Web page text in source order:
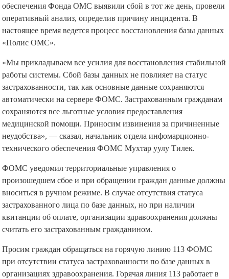
обеспечения Фонда ОМС выявили сбой в тот же день, провели
оперативный анализ, определив причину инцидента. В
настоящее время ведется процесс восстановления базы данных
«Полис ОМС».
«Мы прикладываем все усилия для восстановления стабильной
работы системы. Сбой базы данных не повлияет на статус
застрахованности, так как основные данные сохраняются
автоматически на сервере ФОМС. Застрахованным гражданам
сохраняются все льготные условия предоставления
медицинской помощи. Приносим извинения за причиненные
неудобства», — сказал, начальник отдела инфомарционно-
технического обеспечения ФОМС Мухтар уулу Тилек.
ФОМС уведомил территориальные управления о
произошедшем сбое и при обращении граждан данные должны
вноситься в ручном режиме. В случае отсутствия статуса
застрахованного лица по базе данных, но при наличии
квитанции об оплате, организации здравоохранения должны
считать его застрахованным гражданином.
Просим граждан обращаться на горячую линию 113 ФОМС
при отсутствии статуса застрахованности по базе данных в
организациях здравоохранения. Горячая линия 113 работает в